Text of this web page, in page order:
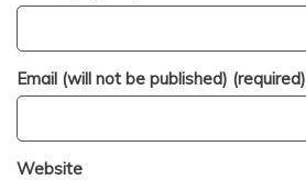
Email (will not be published) (required)
Website